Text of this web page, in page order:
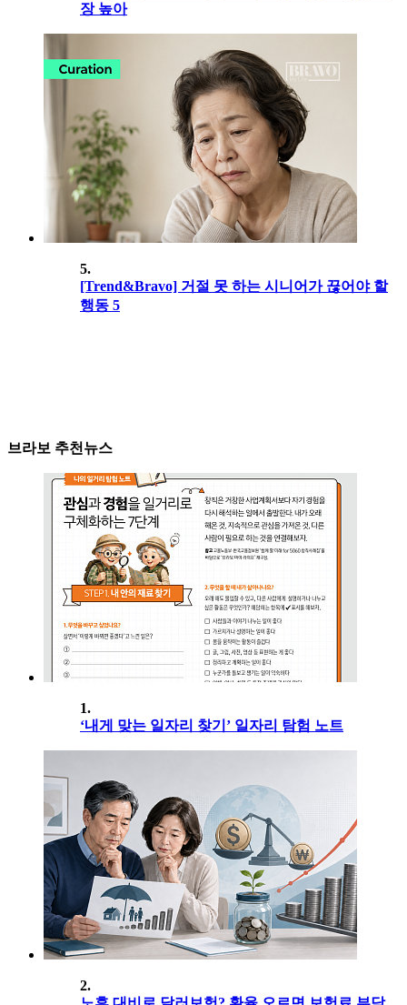
장 높아
5.
[Trend&Bravo] 거절 못 하는 시니어가 끊어야 할
행동 5
브라보 추천뉴스
1.
‘내게 맞는 일자리 찾기’ 일자리 탐험 노트
2.